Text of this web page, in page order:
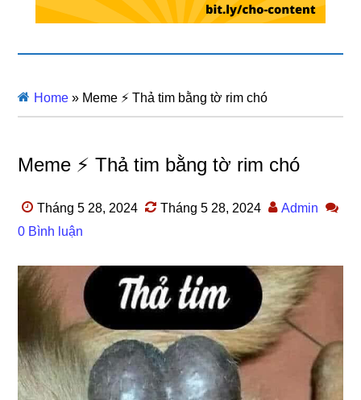
Home » Meme ⚡ Thả tim bằng tờ rim chó
Meme ⚡ Thả tim bằng tờ rim chó
Tháng 5 28, 2024 Tháng 5 28, 2024
Admin
0 Bình luận